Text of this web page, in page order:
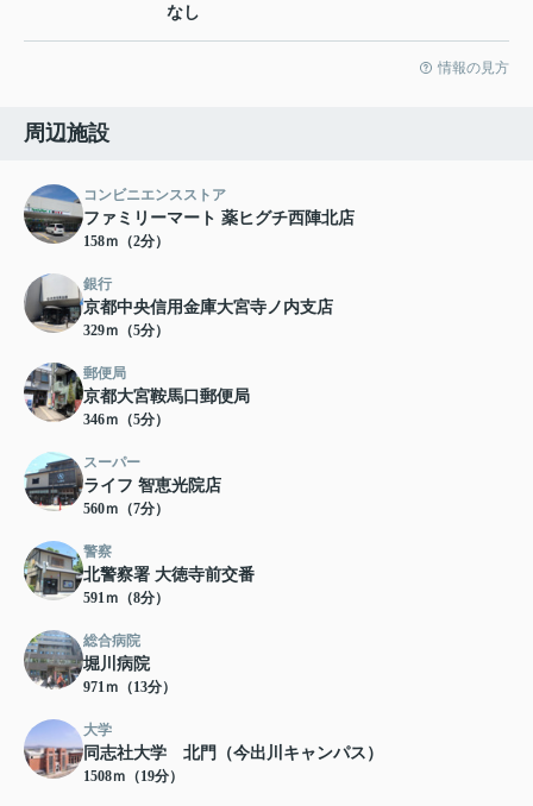
なし
情報の見方
周辺施設
コンビニエンスストア
ファミリーマート 薬ヒグチ西陣北店
158ｍ（2分）
銀行
京都中央信用金庫大宮寺ノ内支店
329ｍ（5分）
郵便局
京都大宮鞍馬口郵便局
346ｍ（5分）
スーパー
ライフ 智恵光院店
560ｍ（7分）
警察
北警察署 大徳寺前交番
591ｍ（8分）
総合病院
堀川病院
971ｍ（13分）
大学
同志社大学 北門（今出川キャンパス）
1508ｍ（19分）